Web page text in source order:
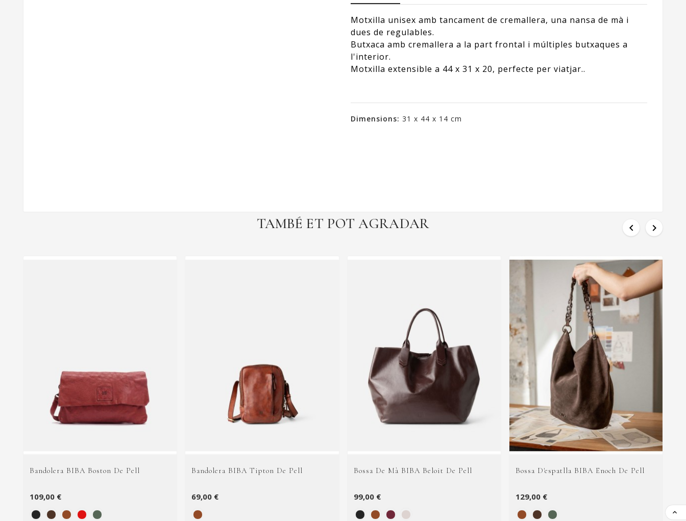
Motxilla unisex amb tancament de cremallera, una nansa de mà i
dues de regulables.
Butxaca amb cremallera a la part frontal i múltiples butxaques a
l'interior.
Motxilla extensible a 44 x 31 x 20, perfecte per viatjar..
Dimensions: 31 x 44 x 14 cm
TAMBÉ ET POT AGRADAR  
Bandolera BIBA Boston De Pell
109,00 €
Bandolera BIBA Tipton De Pell
69,00 €
Bossa De Mà BIBA Beloit De Pell
99,00 €
Bossa D'espatlla BIBA Enoch De Pell
129,00 €
